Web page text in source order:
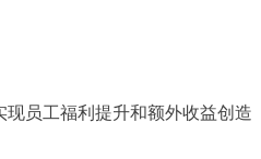
员工福利提升和额外收益创造